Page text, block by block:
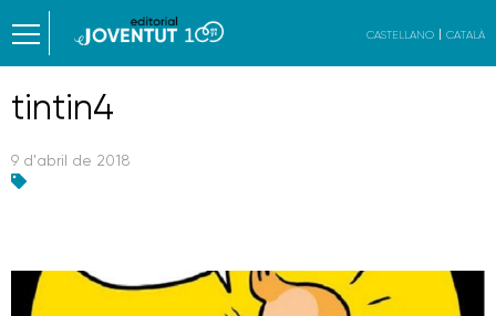
CASTELLANO CATALÀ
tintin4
9 d'abril de 2018